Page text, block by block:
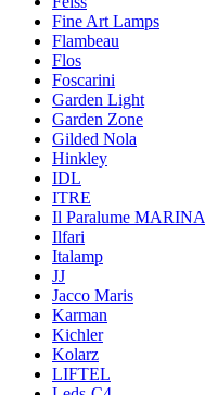
Fine Art Lamps
Flambeau
Flos
Foscarini
Garden Light
Garden Zone
Gilded Nola
Hinkley
IDL
ITRE
Il Paralume MARINA
Ilfari
Italamp
JJ
Jacco Maris
Karman
Kichler
Kolarz
LIFTEL